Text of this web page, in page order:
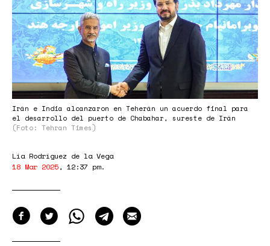
Irán e India alcanzaron en Teherán un acuerdo final para
el desarrollo del puerto de Chabahar, sureste de Irán
(Foto: Tehran Times)
Lía Rodríguez de la Vega
18 Mar 2025, 12:37 pm.